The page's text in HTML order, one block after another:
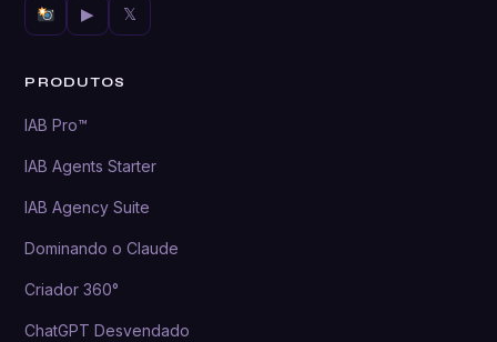
▶ 𝕏
PRODUTOS
IAB Pro™
IAB Agents Starter
IAB Agency Suite
Dominando o Claude
Criador 360°
ChatGPT Desvendado